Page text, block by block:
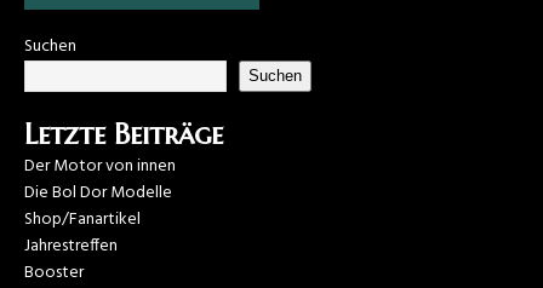
Suchen
Suchen
Letzte Beiträge
Der Motor von innen
Die Bol Dor Modelle
Shop/Fanartikel
Jahrestreffen
Booster